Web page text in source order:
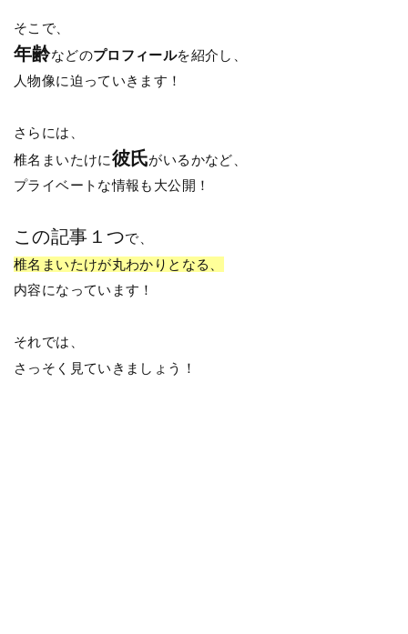
そこで、
年齢などのプロフィールを紹介し、
人物像に迫っていきます！
さらには、
椎名まいたけに彼氏がいるかなど、
プライベートな情報も大公開！
この記事１つで、
椎名まいたけが丸わかりとなる、
内容になっています！
それでは、
さっそく見ていきましょう！